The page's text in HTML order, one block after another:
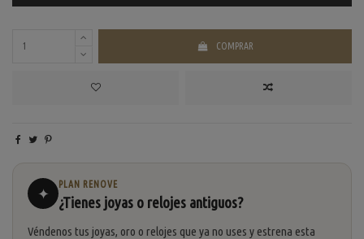
COMPRAR
✦
PLAN RENOVE
¿Tienes joyas o relojes antiguos?
Véndenos tus joyas, oro o relojes que ya no uses y estrena esta